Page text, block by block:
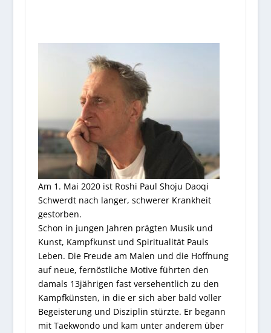
Am 1. Mai 2020 ist Roshi Paul Shoju Daoqi
Schwerdt nach langer, schwerer Krankheit
gestorben.
Schon in jungen Jahren prägten Musik und
Kunst, Kampfkunst und Spiritualität Pauls
Leben. Die Freude am Malen und die Hoffnung
auf neue, fernöstliche Motive führten den
damals 13jährigen fast versehentlich zu den
Kampfkünsten, in die er sich aber bald voller
Begeisterung und Disziplin stürzte. Er begann
mit Taekwondo und kam unter anderem über